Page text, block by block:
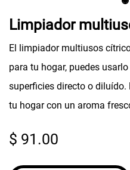
Limpiador
El limpiador multiusos
para tu hogar, puedes
superficies directo o diluído.
tu hogar con un aroma
$ 91.00